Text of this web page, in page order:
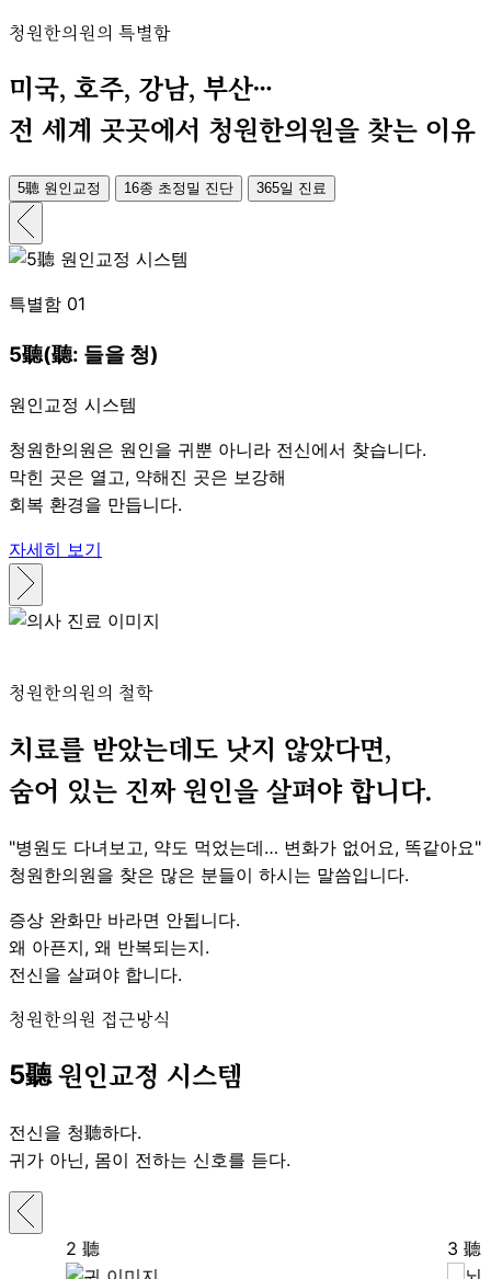
청원한의원의 특별함
미국, 호주, 강남, 부산…
전 세계 곳곳에서 청원한의원을 찾는 이유
5聽 원인교정 16종 초정밀 진단 365일 진료
특별함 01
5聽(聽: 들을 청)
원인교정 시스템
청원한의원은 원인을 귀뿐 아니라 전신에서 찾습니다.
막힌 곳은 열고, 약해진 곳은 보강해
회복 환경을 만듭니다.
자세히 보기
특별함 02
16종
초정밀 진단 시스템
체계로운 검사로 꼼꼼한 치료만.
철인 장비와 숙련된 진료로
이명의 원인을 정확히 찾아냅니다.
자세히 보기
특별함 03
골든타임을 지키는
365일 진료
타이밍이 중요한 귀 치료.
그래서 365일 운영합니다.
매일매일, 환자를 관에 있습니다.
청원한의원의 철학
치료를 받았는데도 낫지 않았다면,
숨어 있는 진짜 원인을 살펴야 합니다.
"병원도 다녀보고, 약도 먹었는데… 변화가 없어요, 똑같아요"
청원한의원을 찾은 많은 분들이 하시는 말씀입니다.
증상 완화만 바라면 안됩니다.
왜 아픈지, 왜 반복되는지.
전신을 살펴야 합니다.
청원한의원 접근방식
5聽 원인교정 시스템
전신을 청聽하다.
귀가 아닌, 몸이 전하는 신호를 듣다.
2 聽 3 聽